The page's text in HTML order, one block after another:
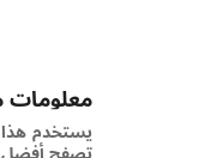
معلومات
يستخدم هذا
تصفح أفضل.